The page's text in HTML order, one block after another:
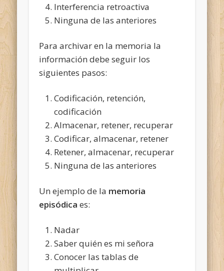
Interferencia retroactiva
Ninguna de las anteriores
Para archivar en la memoria la
información debe seguir los
siguientes pasos:
Codificación, retención,
codificación
Almacenar, retener, recuperar
Codificar, almacenar, retener
Retener, almacenar, recuperar
Ninguna de las anteriores
Un ejemplo de la memoria
episódica es:
Nadar
Saber quién es mi señora
Conocer las tablas de